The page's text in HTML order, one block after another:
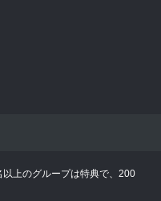
上のグループは特典で、200